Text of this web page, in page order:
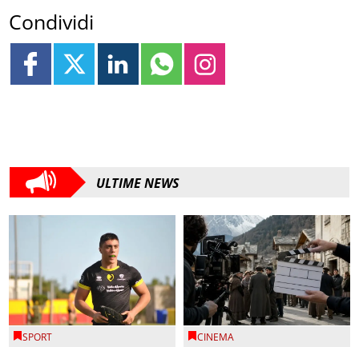
Condividi
ULTIME NEWS
SPORT CINEMA